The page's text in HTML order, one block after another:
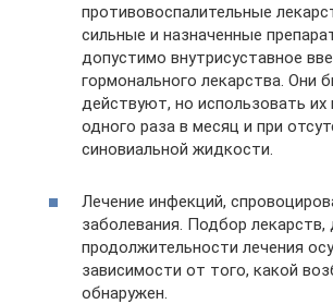
противовоспалительные
сильные и назначенные
допустимо внутрисуставное
гормонального лекарства. Они
действуют, но использовать
одного раза в месяц и при
синовиальной жидкости.
Лечение инфекций,
заболевания. Подбор лекарств,
продолжительности лечения
зависимости от того, какой
обнаружен.